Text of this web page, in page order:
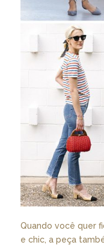
Quando você quer
e chic, a peça